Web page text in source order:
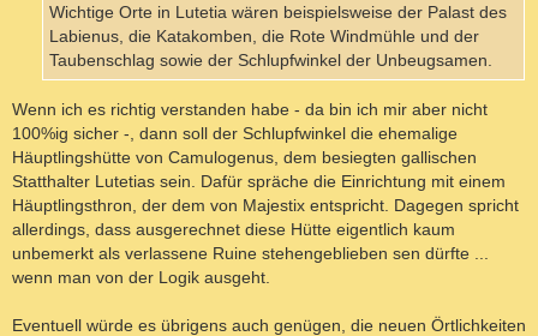
Wichtige Orte in Lutetia wären beispielsweise der Palast des
Labienus, die Katakomben, die Rote Windmühle und der
Taubenschlag sowie der Schlupfwinkel der Unbeugsamen.
Wenn ich es richtig verstanden habe - da bin ich mir aber nicht
100%ig sicher -, dann soll der Schlupfwinkel die ehemalige
Häuptlingshütte von Camulogenus, dem besiegten gallischen
Statthalter Lutetias sein. Dafür spräche die Einrichtung mit einem
Häuptlingsthron, der dem von Majestix entspricht. Dagegen spricht
allerdings, dass ausgerechnet diese Hütte eigentlich kaum
unbemerkt als verlassene Ruine stehengeblieben sen dürfte ...
wenn man von der Logik ausgeht.
Eventuell würde es übrigens auch genügen, die neuen Örtlichkeiten